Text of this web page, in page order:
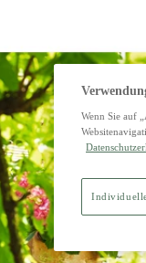
Wenn Sie auf